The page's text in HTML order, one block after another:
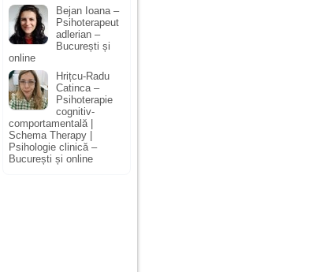
Bejan Ioana –
Psihoterapeut
adlerian –
București și
online
Hrițcu-Radu
Catinca –
Psihoterapie
cognitiv-
comportamentală |
Schema Therapy |
Psihologie clinică –
București și online